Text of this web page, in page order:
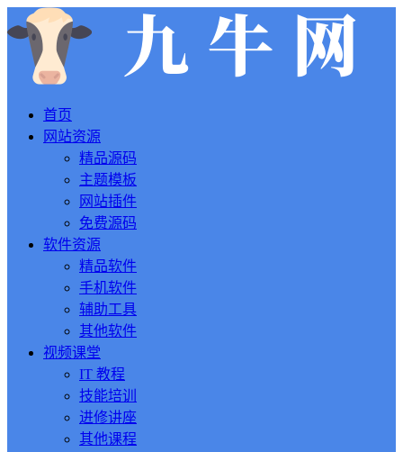
首页
网站资源
精品源码
主题模板
网站插件
免费源码
软件资源
精品软件
手机软件
辅助工具
其他软件
视频课堂
IT 教程
技能培训
进修讲座
其他课程